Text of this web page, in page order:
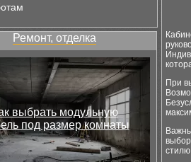
Ремонт, отделка
выбрать модульную
под размер комнаты
При
стилю